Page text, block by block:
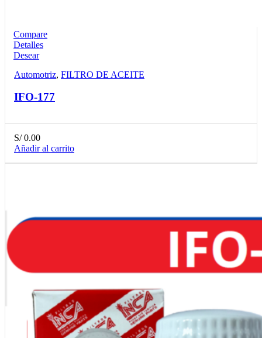
Compare
Detalles
Desear
Automotriz, FILTRO DE ACEITE
IFO-177
S/0.00
Añadir al carrito